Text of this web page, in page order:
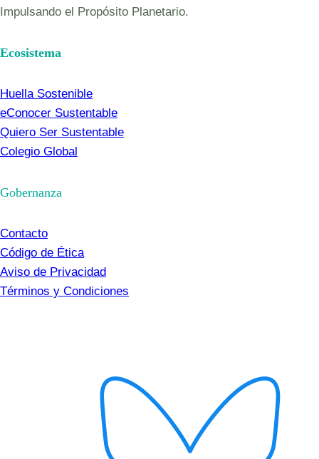
Impulsando el Propósito Planetario.
Ecosistema
Huella Sostenible
eConocer Sustentable
Quiero Ser Sustentable
Colegio Global
Gobernanza
Contacto
Código de Ética
Aviso de Privacidad
Términos y Condiciones